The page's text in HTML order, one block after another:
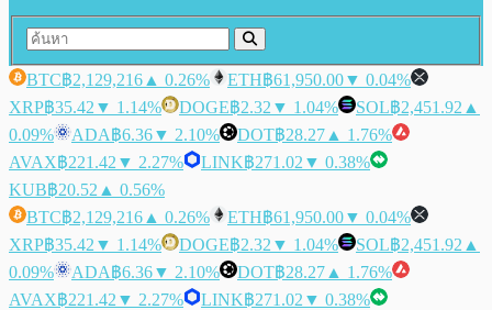
BTC฿2,129,216 ▲ 0.26% ETH฿61,950.00▼ 0.04%
XRP฿35.42 ▼ 1.14% DOGE฿2.32 ▼ 1.04% SOL฿2,451.92 ▲
0.09%
ADA฿6.36▼ 2.10% DOT฿28.27 ▲ 1.76%
AVAX฿221.42 ▼ 2.27% LINK฿271.02 ▼ 0.38%
KUB฿20.52 ▲ 0.56%
BTC฿2,129,216 ▲ 0.26% ETH฿61,950.00▼ 0.04%
XRP฿35.42 ▼ 1.14% DOGE฿2.32 ▼ 1.04% SOL฿2,451.92 ▲
0.09%
ADA฿6.36▼ 2.10% DOT฿28.27 ▲ 1.76%
AVAX฿221.42 ▼ 2.27% LINK฿271.02 ▼ 0.38%